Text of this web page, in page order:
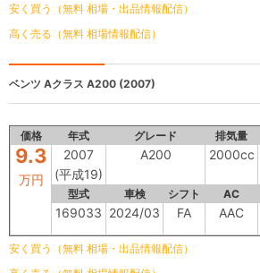
安く買う（無料 相場・出品情報配信）
高く売る（無料 相場情報配信）
ベンツ Aクラス A200 (2007)
価格 年式 グレード 排気量
9.3
万円
2007
(平成19)
A200 2000cc
型式 車検 シフト AC
169033 2024/03 FA AAC
安く買う（無料 相場・出品情報配信）